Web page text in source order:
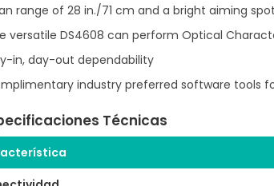
range of 28 in./71 cm and a bright aiming
versatile DS4608 can perform Optical
in, day-out dependability
industry preferred software tools
Técnicas